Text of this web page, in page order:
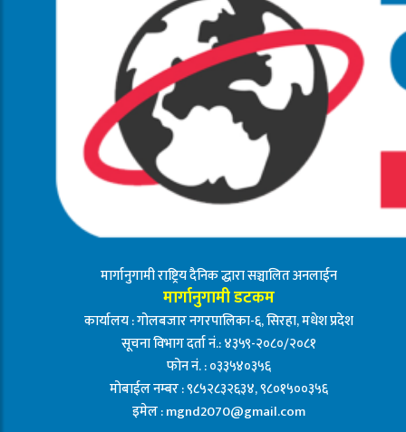
मार्गानुगामी राष्ट्रिय दैनिक द्धारा सञ्चालित अनलाईन
मार्गानुगामी डटकम
कार्यालय : गोलबजार नगरपालिका-६, सिरहा, मधेश प्रदेश
सूचना विभाग दर्ता नं.: ४३५९-२०८०/२०८१
फोन नं. : ०३३५४०३५६
मोबाईल नम्बर : ९८५२८३२६३४, ९८०१५००३५६
इमेल :mgnd2070@gmail.com